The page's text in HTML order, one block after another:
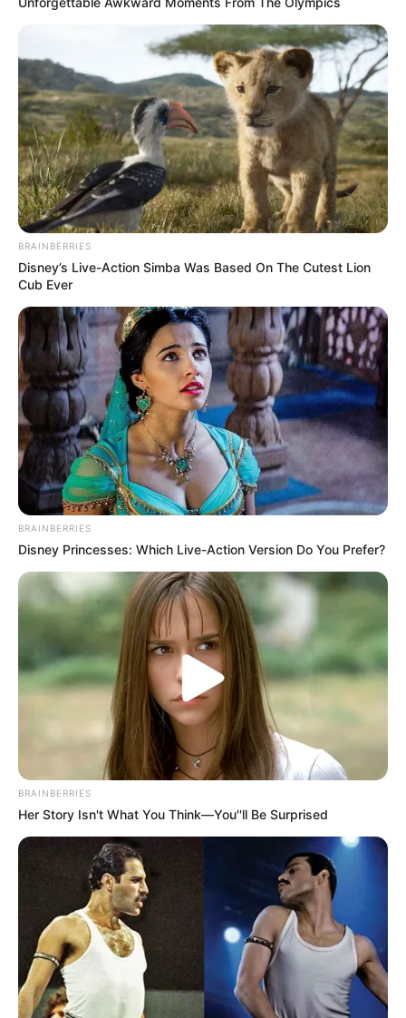
BRAINBERRIES
Disney’s Live-Action Simba Was Based On The Cutest Lion
Cub Ever
BRAINBERRIES
Disney Princesses: Which Live-Action Version Do You Prefer?
BRAINBERRIES
Her Story Isn't What You Think—You''ll Be Surprised